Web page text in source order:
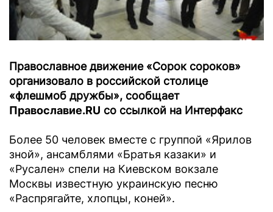
Православное движение «Сорок сороков»
организовало в российской столице
«флешмоб дружбы», сообщает
Православие.RU со ссылкой на Интерфакс
Более 50 человек вместе с группой «Ярилов
зной», ансамблями «Братья казаки» и
«Русален» спели на Киевском вокзале
Москвы известную украинскую песню
«Распрягайте, хлопцы, коней».